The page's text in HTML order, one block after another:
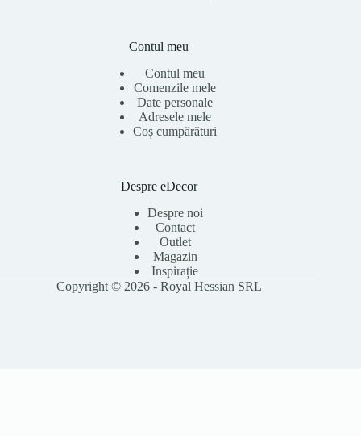
Contul meu
Contul meu
Comenzile mele
Date personale
Adresele mele
Coș cumpărături
Despre eDecor
Despre noi
Contact
Outlet
Magazin
Inspirație
Copyright © 2026 - Royal Hessian SRL